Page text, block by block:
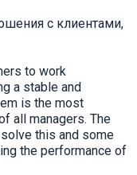
с клиентами,
to work
a stable and
is the most
all managers. The
this and some
the performance of